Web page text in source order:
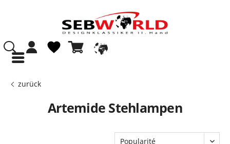
zurück
Artemide Stehlampen